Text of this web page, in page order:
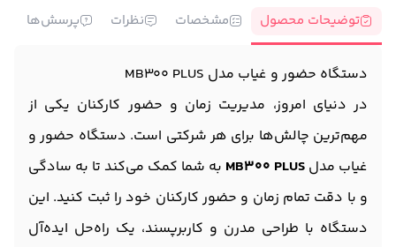
توضیحات محصول مشخصات نظرات پرسش‌ها
دستگاه حضور و غیاب مدل MB300 PLUS
در دنیای امروز، مدیریت زمان و حضور کارکنان یکی از
مهم‌ترین چالش‌ها برای هر شرکتی است. دستگاه حضور و
غیاب مدل MB300 PLUS به شما کمک می‌کند تا به سادگی
و با دقت تمام زمان و حضور کارکنان خود را ثبت کنید. این
دستگاه با طراحی مدرن و کاربرپسند، یک راه‌حل ایده‌آل